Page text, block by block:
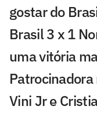
gostar do
Brasil 3 x 1
uma vitória
Vini Jr e